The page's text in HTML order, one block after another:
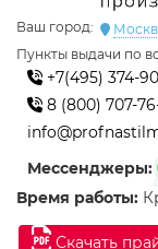
Скачать
Ваш город:
Пункты выдачи по
+7(495) 374-
8 (800) 707-
Мессенджеры:
Время работы: